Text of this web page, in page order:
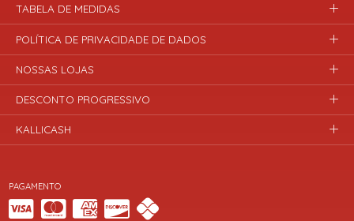
PAGAMENTO
TABELA DE MEDIDAS
POLÍTICA DE PRIVACIDADE DE DADOS
NOSSAS LOJAS
DESCONTO PROGRESSIVO
KALLICASH